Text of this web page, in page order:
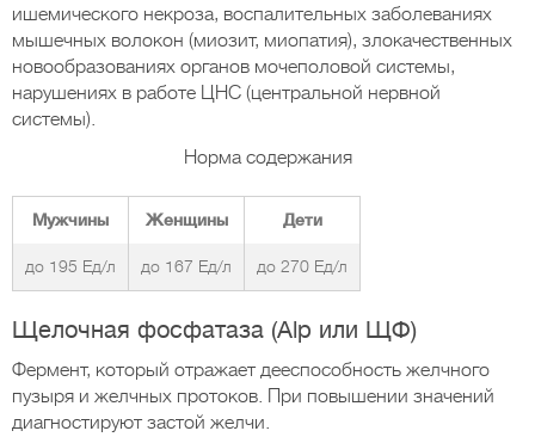
ишемического некроза, воспалительных заболеваниях
мышечных волокон (миозит, миопатия), злокачественных
новообразованиях органов мочеполовой системы,
нарушениях в работе ЦНС (центральной нервной
системы).
Норма содержания
Мужчины Женщины Дети
до 195 Ед/л до 167 Ед/л до 270 Ед/л
Щелочная фосфатаза (Alp или ЩФ)
Фермент, который отражает дееспособность желчного
пузыря и желчных протоков. При повышении значений
диагностируют застой желчи.